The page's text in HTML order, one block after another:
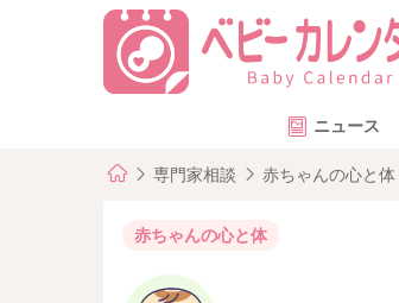
ニュース
専門家相談 赤ちゃんの心と体
赤ちゃんの心と体